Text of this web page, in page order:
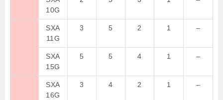
10G
SXA
11G
3 5 2 1 –
SXA
15G
5 5 4 1 –
SXA
16G
3 4 2 1 –